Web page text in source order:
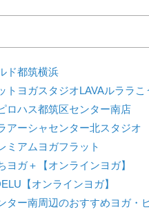
ド都筑横浜
トヨガスタジオLAVAルララこ
ロハス都筑区センター南店
アーシャセンター北スタジオ
ミアムヨガフラット
ヨガ＋【オンラインヨガ】
【オンラインヨガ】
ター南周辺のおすすめヨガ・